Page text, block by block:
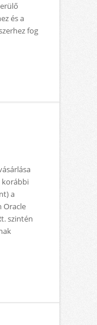
és a
fog
korábbi
a
Oracle
szintén